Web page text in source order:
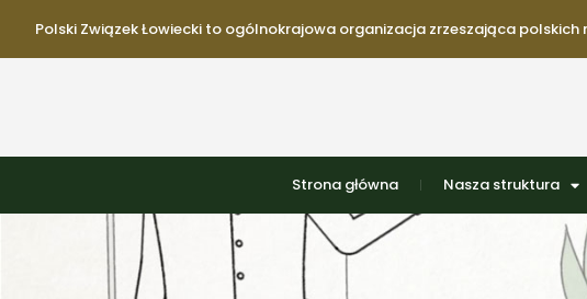
Polski Związek Łowiecki to ogólnokrajowa organizacja zrzeszająca polskich
Strona główna Nasza struktura